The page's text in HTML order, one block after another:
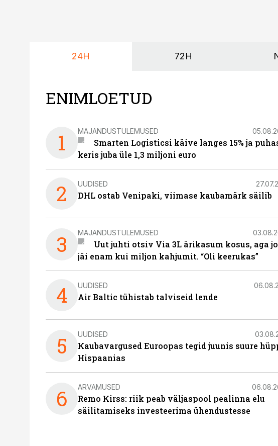
24H 72H
ENIMLOETUD
1 MAJANDUSTULEMUSED
Smarten Logisticsi käive langes 15% ja
keris juba üle 1,3 miljoni euro
2 UUDISED
DHL ostab Venipaki, viimase kaubamärk säilib
3 MAJANDUSTULEMUSED
Uut juhti otsiv Via 3L ärikasum kosus, aga
jäi enam kui miljon kahjumit. “Oli keerukas”
4 UUDISED
Air Baltic tühistab talviseid lende
5 UUDISED
Kaubavargused Euroopas tegid juunis suure
Hispaanias
6 ARVAMUSED
Remo Kirss: riik peab väljaspool pealinna elu
säilitamiseks investeerima ühendustesse